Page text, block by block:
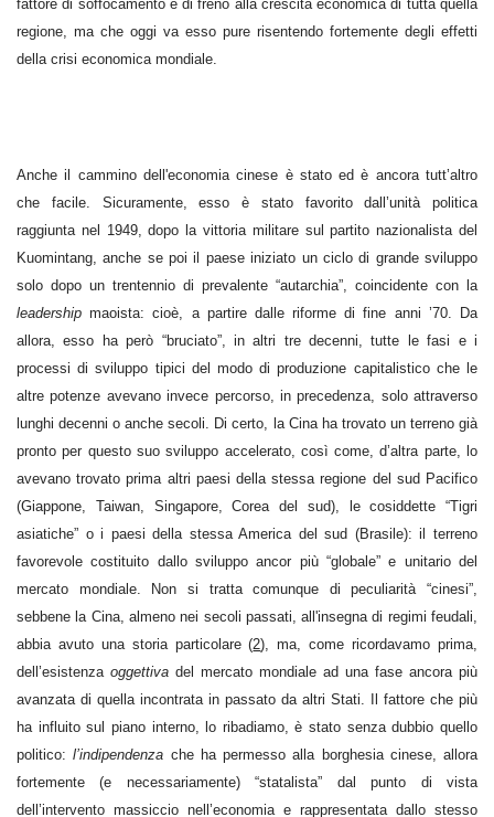
fattore di soffocamento e di freno alla crescita economica di tutta quella
regione, ma che oggi va esso pure risentendo fortemente degli effetti
della crisi economica mondiale.
Anche il cammino dell'economia cinese è stato ed è ancora tutt’altro
che facile. Sicuramente, esso è stato favorito dall’unità politica
raggiunta nel 1949, dopo la vittoria militare sul partito nazionalista del
Kuomintang, anche se poi il paese iniziato un ciclo di grande sviluppo
solo dopo un trentennio di prevalente “autarchia”, coincidente con la
leadership maoista: cioè, a partire dalle riforme di fine anni ’70. Da
allora, esso ha però “bruciato”, in altri tre decenni, tutte le fasi e i
processi di sviluppo tipici del modo di produzione capitalistico che le
altre potenze avevano invece percorso, in precedenza, solo attraverso
lunghi decenni o anche secoli. Di certo, la Cina ha trovato un terreno già
pronto per questo suo sviluppo accelerato, così come, d’altra parte, lo
avevano trovato prima altri paesi della stessa regione del sud Pacifico
(Giappone, Taiwan, Singapore, Corea del sud), le cosiddette “Tigri
asiatiche” o i paesi della stessa America del sud (Brasile): il terreno
favorevole costituito dallo sviluppo ancor più “globale” e unitario del
mercato mondiale. Non si tratta comunque di peculiarità “cinesi”,
sebbene la Cina, almeno nei secoli passati, all'insegna di regimi feudali,
abbia avuto una storia particolare (2), ma, come ricordavamo prima,
dell’esistenza oggettiva del mercato mondiale ad una fase ancora più
avanzata di quella incontrata in passato da altri Stati. Il fattore che più
ha influito sul piano interno, lo ribadiamo, è stato senza dubbio quello
politico:l’indipendenza che ha permesso alla borghesia cinese, allora
fortemente (e necessariamente) “statalista” dal punto di vista
dell’intervento massiccio nell’economia e rappresentata dallo stesso